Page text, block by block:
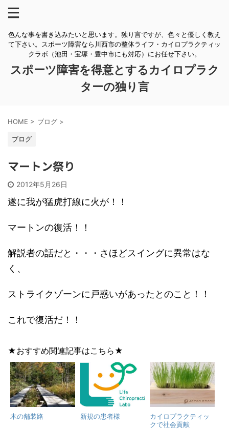
色んな事を書き込みたいと思います。独り言ですが、色々と優しく教え
て下さい。スポーツ障害なら川西市の整体ライフ・カイロプラクティッ
クラボ（池田・宝塚・豊中市にも対応）にお任せ下さい。
スポーツ障害を得意とするカイロプラク
ターの独り言
HOME > ブログ >
ブログ
マートン祭り
2012年5月26日
遂に我が猛虎打線に火が！！
マートンの復活！！
解説者の話だと・・・さほどスイングに異常はな
く、
ストライクゾーンに戸惑いがあったとのこと！！
これで復活だ！！
★おすすめ関連記事はこちら★
木の舗装路 新規の患者様
カイロプラクティッ
クで社会貢献